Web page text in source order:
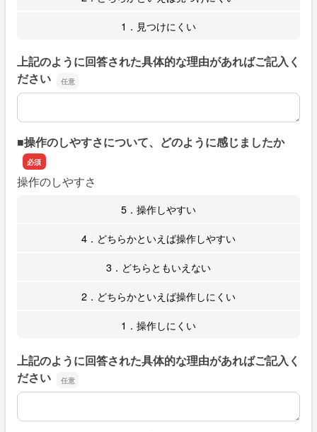
1．見つけにくい
上記のように回答された具体的な理由があればご記入く
ださい
上記のように回答された具体的な理由があればご記入くだ
■操作のしやすさについて、どのように感じましたか
操作のしやすさ
5．操作しやすい
4．どちらかといえば操作しやすい
3．どちらともいえない
2．どちらかといえば操作しにくい
1．操作しにくい
上記のように回答された具体的な理由があればご記入く
ださい
上記のように回答された具体的な理由があればご記入くだ